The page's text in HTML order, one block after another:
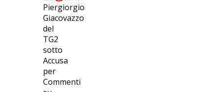
Piergiorgio
Giacovazzo
del
TG2
sotto
Accusa
per
Commenti